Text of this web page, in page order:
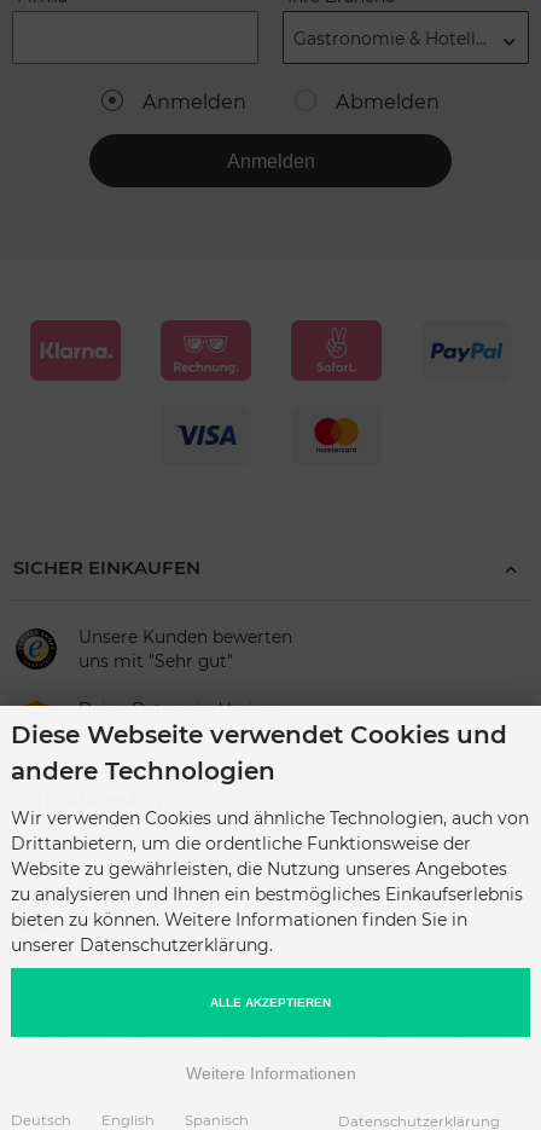
Gastronomie & Hotellerie
Anmelden Abmelden
Anmelden
SICHER EINKAUFEN
Unsere Kunden bewerten
uns mit "Sehr gut"
Deine Daten sind bei uns
sicher
KATEGORIEN
SERVICE
Sitemap Kontakt Datenschutz AGB Impressum
Diese Webseite verwendet Cookies und
andere Technologien
Wir verwenden Cookies und ähnliche Technologien, auch von
Drittanbietern, um die ordentliche Funktionsweise der
Website zu gewährleisten, die Nutzung unseres Angebotes
zu analysieren und Ihnen ein bestmögliches Einkaufserlebnis
bieten zu können. Weitere Informationen finden Sie in
unserer Datenschutzerklärung.
ALLE AKZEPTIEREN
Weitere Informationen
Deutsch English Spanisch Datenschutzerklärung